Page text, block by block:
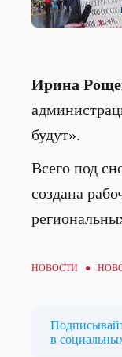
Ирина
будут».
Всего под
создана
НОВОСТИ ●
в